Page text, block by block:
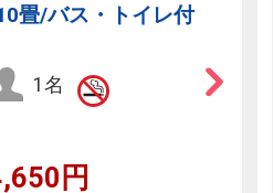
畳/バス・トイレ付
1名
円